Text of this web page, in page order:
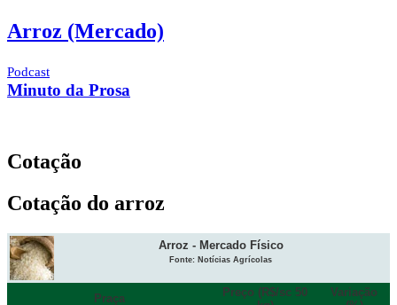
Arroz (Mercado)
Podcast
Minuto da Prosa
Cotação
Cotação do arroz
Arroz - Mercado Físico
Fonte: Notícias Agrícolas
Praça
Preço (R$/sc 50
Variação